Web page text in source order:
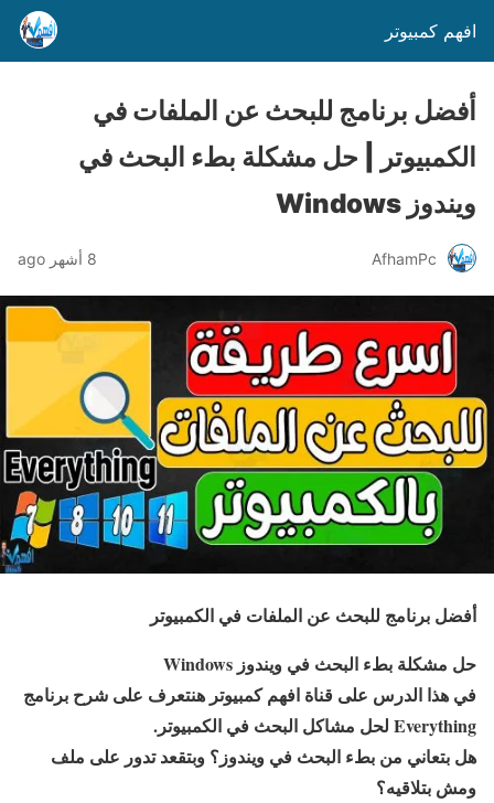
افهم كمبيوتر
أفضل برنامج للبحث عن الملفات في
الكمبيوتر | حل مشكلة بطء البحث في
ويندوز Windows
AfhamPc 8 أشهر ago
أفضل برنامج للبحث عن الملفات في الكمبيوتر
حل مشكلة بطء البحث في ويندوز Windows
في هذا الدرس على قناة افهم كمبيوتر هنتعرف على شرح برنامج
Everything لحل مشاكل البحث في الكمبيوتر.
هل بتعاني من بطء البحث في ويندوز؟ وبتقعد تدور على ملف
ومش بتلاقيه؟